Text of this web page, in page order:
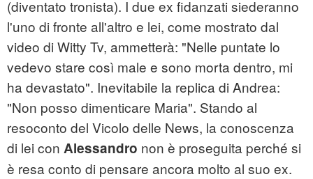
(diventato tronista). I due ex fidanzati siederanno
l'uno di fronte all'altro e lei, come mostrato dal
video di Witty Tv, ammetterà: "Nelle puntate lo
vedevo stare così male e sono morta dentro, mi
ha devastato". Inevitabile la replica di Andrea:
"Non posso dimenticare Maria". Stando al
resoconto del Vicolo delle News, la conoscenza
di lei con Alessandro non è proseguita perché si
è resa conto di pensare ancora molto al suo ex.